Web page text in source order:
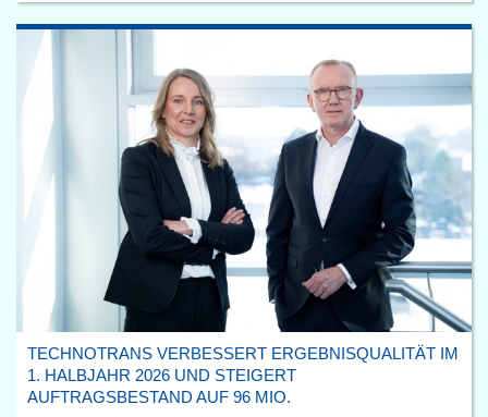
TECHNOTRANS VERBESSERT ERGEBNISQUALITÄT IM
1. HALBJAHR 2026 UND STEIGERT
AUFTRAGSBESTAND AUF 96 MIO.